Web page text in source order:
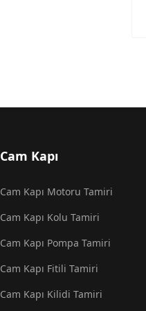
Cam Kapı
Cam Kapı Motoru Tamiri
Cam Kapı Kolu Tamiri
Cam Kapı Pompa Tamiri
Cam Kapı Fitili Tamiri
Cam Kapı Kilidi Tamiri